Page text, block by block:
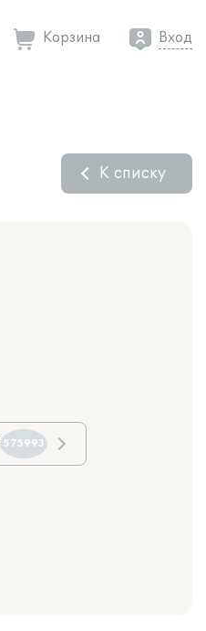
Корзина Вход
К списку
575993